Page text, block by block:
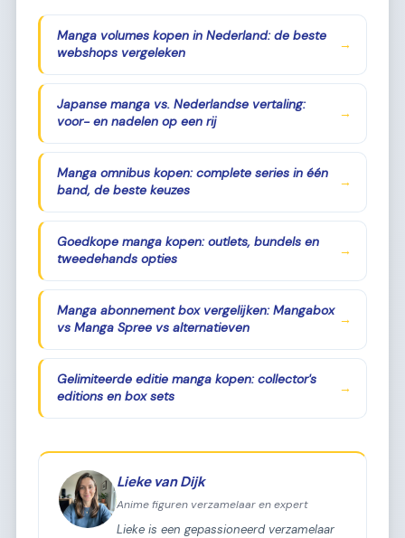
Manga volumes kopen in Nederland: de beste
webshops vergeleken
→
Japanse manga vs. Nederlandse vertaling:
voor- en nadelen op een rij
→
Manga omnibus kopen: complete series in één
band, de beste keuzes
→
Goedkope manga kopen: outlets, bundels en
tweedehands opties
→
Manga abonnement box vergelijken: Mangabox
vs Manga Spree vs alternatieven
→
Gelimiteerde editie manga kopen: collector's
editions en box sets
→
Lieke van Dijk
Anime figuren verzamelaar en expert
Lieke is een gepassioneerd verzamelaar